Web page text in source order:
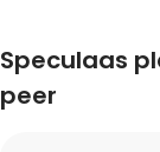
Speculaas
peer